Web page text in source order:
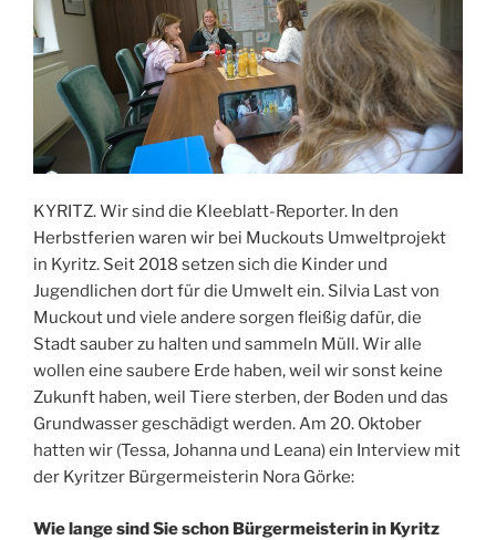
KYRITZ. Wir sind die Kleeblatt-Reporter. In den
Herbstferien waren wir bei Muckouts Umweltprojekt
in Kyritz. Seit 2018 setzen sich die Kinder und
Jugendlichen dort für die Umwelt ein. Silvia Last von
Muckout und viele andere sorgen fleißig dafür, die
Stadt sauber zu halten und sammeln Müll. Wir alle
wollen eine saubere Erde haben, weil wir sonst keine
Zukunft haben, weil Tiere sterben, der Boden und das
Grundwasser geschädigt werden. Am 20. Oktober
hatten wir (Tessa, Johanna und Leana) ein Interview mit
der Kyritzer Bürgermeisterin Nora Görke:
Wie lange sind Sie schon Bürgermeisterin in Kyritz